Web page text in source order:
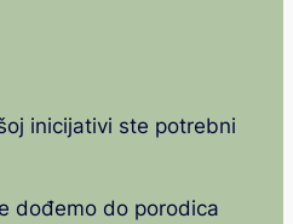
inicijativi ste potrebni
dođemo do porodica